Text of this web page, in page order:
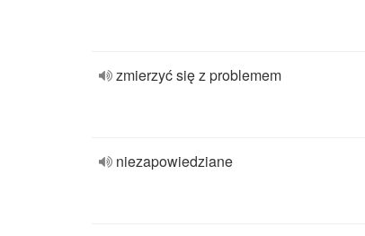
zmierzyć się z problemem
niezapowiedziane